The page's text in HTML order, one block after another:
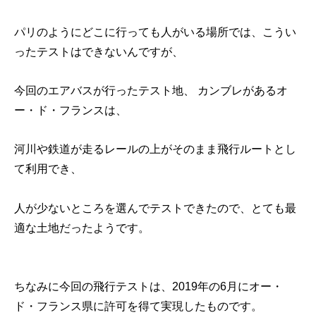
パリのようにどこに行っても人がいる場所では、こうい
ったテストはできないんですが、
今回のエアバスが行ったテスト地、 カンブレがあるオ
ー・ド・フランスは、
河川や鉄道が走るレールの上がそのまま飛行ルートとし
て利用でき、
人が少ないところを選んでテストできたので、とても最
適な土地だったようです。
ちなみに今回の飛行テストは、2019年の6月にオー・
ド・フランス県に許可を得て実現したものです。